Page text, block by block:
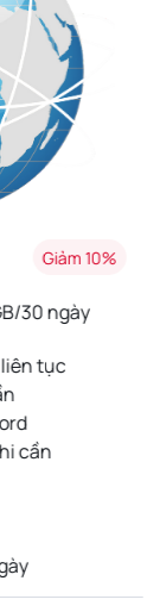
Proxy
Chỉ từ